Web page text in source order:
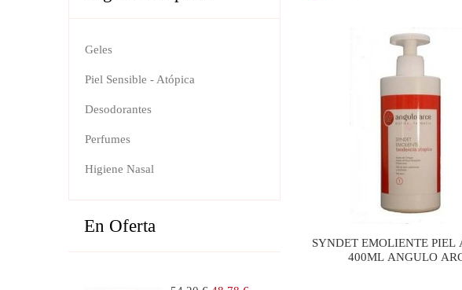
Geles
Piel Sensible - Atópica
Desodorantes
Perfumes
Higiene Nasal
En Oferta
SYNDET EMOLIENTE PIEL
400ML ANGULO